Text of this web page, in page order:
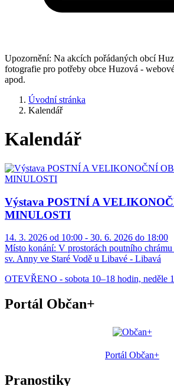
Upozornění: Na akcích pořádaných obcí
fotografie pro potřeby obce Huzová -
apod.
Úvodní stránka
Kalendář
Kalendář
Výstava POSTNÍ A
MINULOSTI
14. 3. 2026 od 10:00 - 30. 6. 2026 do 18:00
Místo konání: V prostorách poutního chrámu
sv. Anny ve Staré Vodě u Libavé - Libavá
OTEVŘENO - sobota 10–18 hodin, neděle
Portál Občan+
Portál Občan+
Pranostiky